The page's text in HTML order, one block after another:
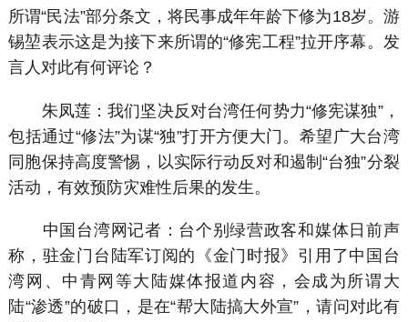
所谓“民法”部分条文，将民事成年年龄下修为18岁。游
锡堃表示这是为接下来所谓的“修宪工程”拉开序幕。发
言人对此有何评论？
朱凤莲：我们坚决反对台湾任何势力“修宪谋独”，
包括通过“修法”为谋“独”打开方便大门。希望广大台湾
同胞保持高度警惕，以实际行动反对和遏制“台独”分裂
活动，有效预防灾难性后果的发生。
中国台湾网记者：台个别绿营政客和媒体日前声
称，驻金门台陆军订阅的《金门时报》引用了中国台
湾网、中青网等大陆媒体报道内容，会成为所谓大
陆“渗透”的破口，是在“帮大陆搞大外宣”，请问对此有